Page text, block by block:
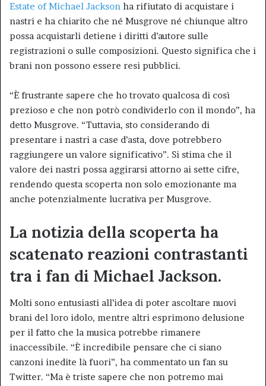
Estate of Michael Jackson ha rifiutato di acquistare i
nastri e ha chiarito che né Musgrove né chiunque altro
possa acquistarli detiene i diritti d’autore sulle
registrazioni o sulle composizioni. Questo significa che i
brani non possono essere resi pubblici.
“È frustrante sapere che ho trovato qualcosa di così
prezioso e che non potrò condividerlo con il mondo”, ha
detto Musgrove. “Tuttavia, sto considerando di
presentare i nastri a case d’asta, dove potrebbero
raggiungere un valore significativo”. Si stima che il
valore dei nastri possa aggirarsi attorno ai sette cifre,
rendendo questa scoperta non solo emozionante ma
anche potenzialmente lucrativa per Musgrove.
La notizia della scoperta ha
scatenato reazioni contrastanti
tra i fan di Michael Jackson.
Molti sono entusiasti all’idea di poter ascoltare nuovi
brani del loro idolo, mentre altri esprimono delusione
per il fatto che la musica potrebbe rimanere
inaccessibile. “È incredibile pensare che ci siano
canzoni inedite là fuori”, ha commentato un fan su
Twitter. “Ma è triste sapere che non potremo mai